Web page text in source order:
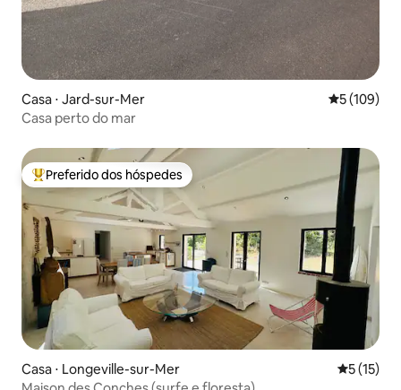
Casa ⋅ Jard-sur-Mer 5 de uma
5 (109)
Casa perto do mar
Entre os melhores preferidos dos hóspedes
Preferido dos hóspedes
Casa ⋅ Longeville-sur-Mer 5 de uma
5 (15)